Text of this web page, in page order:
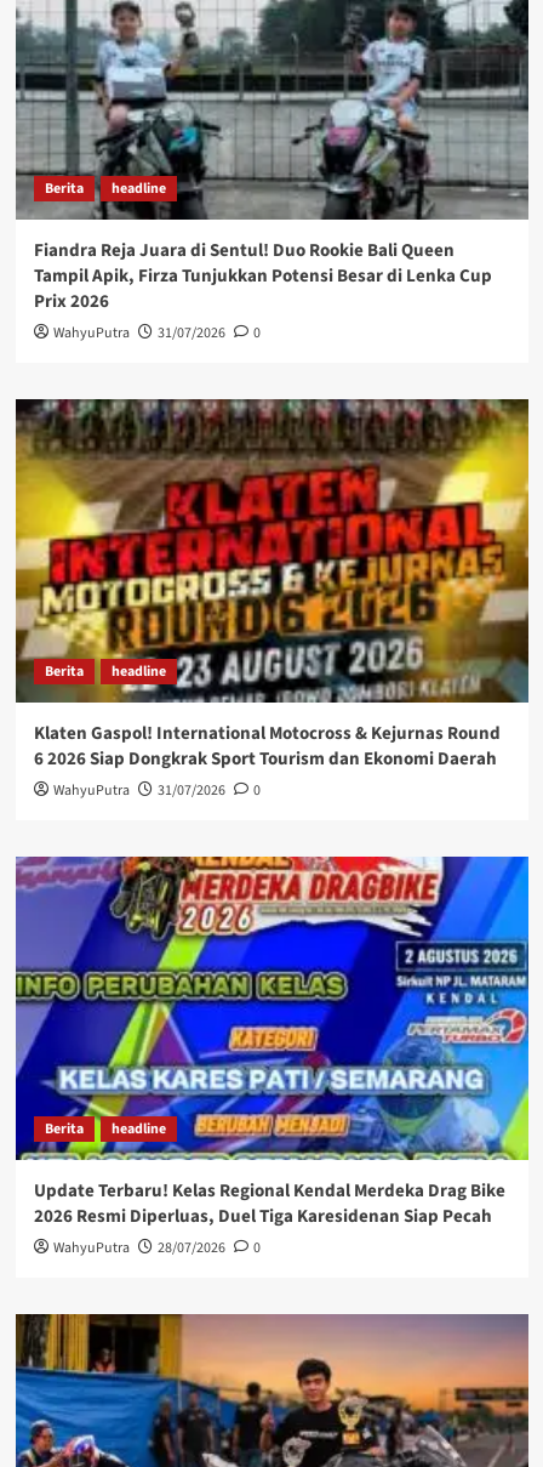
Berita headline
Fiandra Reja Juara di Sentul! Duo Rookie Bali Queen
Tampil Apik, Firza Tunjukkan Potensi Besar di Lenka Cup
Prix 2026
WahyuPutra 31/07/2026 0
Berita headline
Klaten Gaspol! International Motocross & Kejurnas Round
6 2026 Siap Dongkrak Sport Tourism dan Ekonomi Daerah
WahyuPutra 31/07/2026 0
Berita headline
Update Terbaru! Kelas Regional Kendal Merdeka Drag Bike
2026 Resmi Diperluas, Duel Tiga Karesidenan Siap Pecah
WahyuPutra 28/07/2026 0